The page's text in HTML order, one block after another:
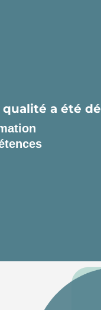
a été